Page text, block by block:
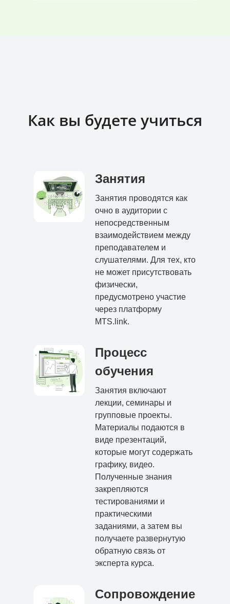
Как вы будете учиться
Занятия
Занятия проводятся как
очно в аудитории с
непосредственным
взаимодействием между
преподавателем и
слушателями. Для тех, кто
не может присутствовать
физически,
предусмотрено участие
через платформу
MTS.link.
Процесс
обучения
Занятия включают
лекции, семинары и
групповые проекты.
Материалы подаются в
виде презентаций,
которые могут содержать
графику, видео.
Полученные знания
закрепляются
тестированиями и
практическими
заданиями, а затем вы
получаете развернутую
обратную связь от
эксперта курса.
Сопровождение